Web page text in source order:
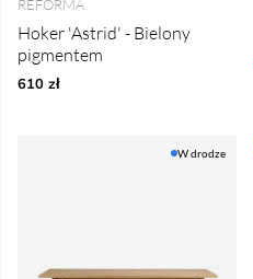
REFORMA
Hoker 'Astrid' - Bielony
pigmentem
610 zł
W drodze